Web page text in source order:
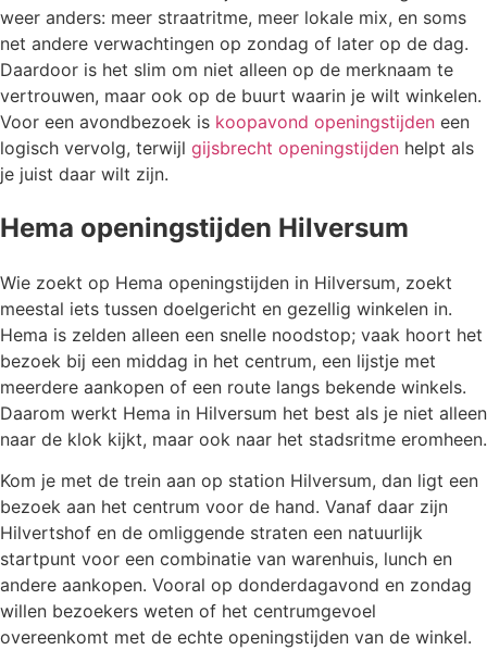
weer anders: meer straatritme, meer lokale mix, en soms
net andere verwachtingen op zondag of later op de dag.
Daardoor is het slim om niet alleen op de merknaam te
vertrouwen, maar ook op de buurt waarin je wilt winkelen.
Voor een avondbezoek is koopavond openingstijden een
logisch vervolg, terwijl gijsbrecht openingstijden helpt als
je juist daar wilt zijn.
Hema openingstijden Hilversum
Wie zoekt op Hema openingstijden in Hilversum, zoekt
meestal iets tussen doelgericht en gezellig winkelen in.
Hema is zelden alleen een snelle noodstop; vaak hoort het
bezoek bij een middag in het centrum, een lijstje met
meerdere aankopen of een route langs bekende winkels.
Daarom werkt Hema in Hilversum het best als je niet alleen
naar de klok kijkt, maar ook naar het stadsritme eromheen.
Kom je met de trein aan op station Hilversum, dan ligt een
bezoek aan het centrum voor de hand. Vanaf daar zijn
Hilvertshof en de omliggende straten een natuurlijk
startpunt voor een combinatie van warenhuis, lunch en
andere aankopen. Vooral op donderdagavond en zondag
willen bezoekers weten of het centrumgevoel
overeenkomt met de echte openingstijden van de winkel.